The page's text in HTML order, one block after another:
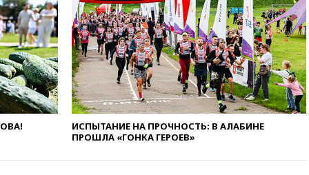
11:58Politico: США
восстановили обмен
разведданными с Украиной
11:58Великобритания
расширила санкции против
России
11:37В Ярославской области
обломки БПЛА упали в
резервуары НПЗ
ИСПЫТАНИЕ НА ПРОЧНОСТЬ: В АЛАБИНЕ
ПРОШЛА «ГОНКА ГЕРОЕВ»